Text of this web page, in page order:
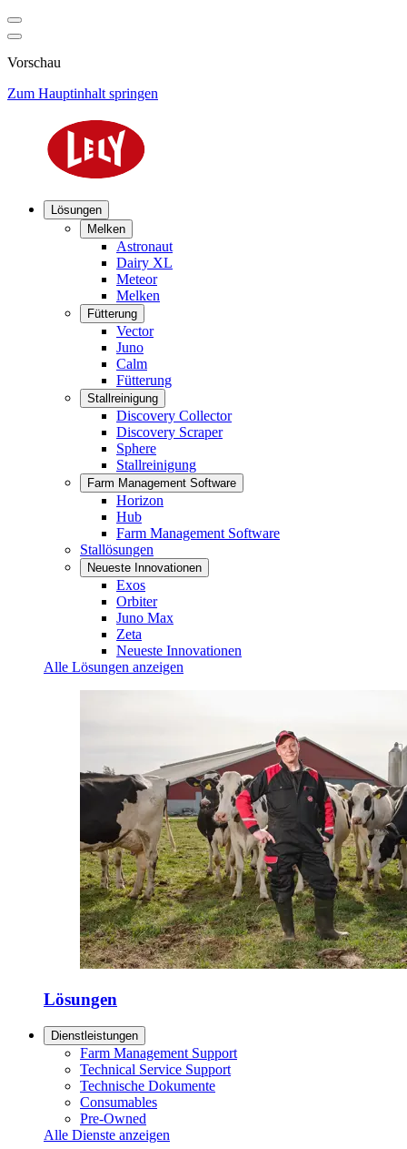
Vorschau
Zum Hauptinhalt springen
Lösungen
Melken
Astronaut
Dairy XL
Meteor
Melken
Fütterung
Vector
Juno
Calm
Fütterung
Stallreinigung
Discovery Collector
Discovery Scraper
Sphere
Stallreinigung
Farm Management Software
Horizon
Hub
Farm Management Software
Stallösungen
Neueste Innovationen
Exos
Orbiter
Juno Max
Zeta
Neueste Innovationen
Alle Lösungen anzeigen
Lösungen
Dienstleistungen
Farm Management Support
Technical Service Support
Technische Dokumente
Consumables
Pre-Owned
Alle Dienste anzeigen